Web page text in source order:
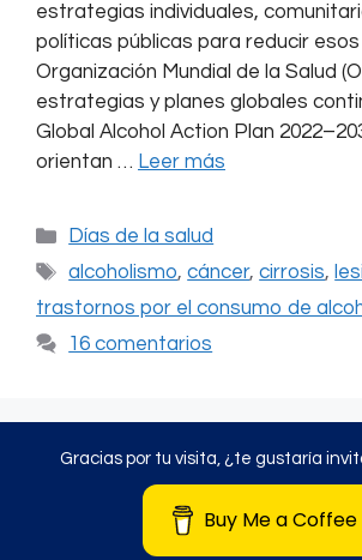
estrategias individuales,
políticas públicas para reducir esos
Organización Mundial de la Salud
estrategias y planes globales
Global Alcohol Action Plan
orientan … Leer más
Categorías
Días de la salud
Etiquetas
alcoholismo,cáncer,cirrosis,
trastornos por el consumo de
16 comentarios
Gracias por tu visita, ¿te gustaría
Buy Me a Coffee